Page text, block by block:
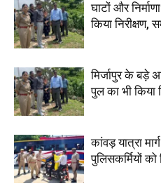
घाटों और
किया निरीक्षण,
मिर्जापुर के बड़े
पुल का भी किया
कांवड़ यात्रा
पुलिसकर्मियों को